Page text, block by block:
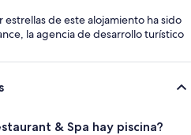
estrellas de este alojamiento ha sido
la agencia de desarrollo turístico
& Spa hay piscina?